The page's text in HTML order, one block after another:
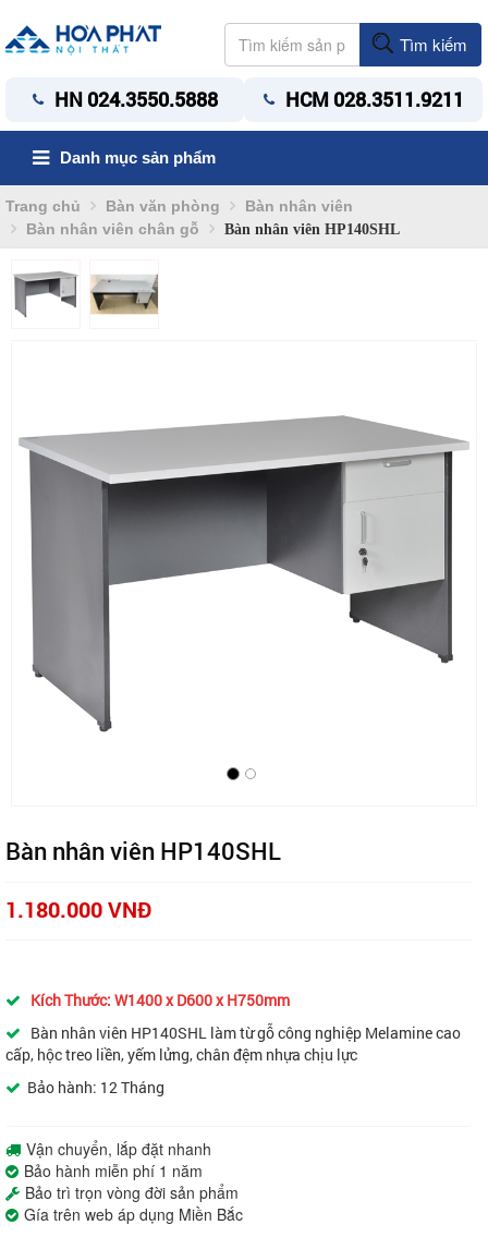
Tìm kiếm
HN 024.3550.5888 HCM 028.3511.9211
Danh mục sản phẩm
Trang chủ Bàn văn phòng
Bàn nhân viên
Bàn nhân viên chân gỗ
Bàn nhân viên HP140SHL
Bàn nhân viên HP140SHL
1.180.000 VNĐ
Kích Thước: W1400 x D600 x H750mm
Bàn nhân viên HP140SHL làm từ gỗ công nghiệp Melamine cao
cấp, hộc treo liền, yếm lửng, chân đệm nhựa chịu lực
Bảo hành: 12 Tháng
Vận chuyển, lắp đặt nhanh
Bảo hành miễn phí 1 năm
Bảo trì trọn vòng đời sản phẩm
Gía trên web áp dụng Miền Bắc